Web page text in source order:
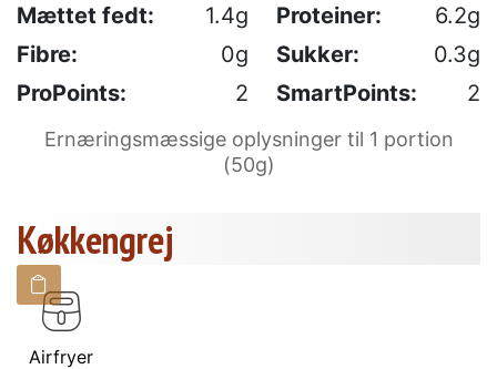
Mættet fedt:
1.4g Proteiner:
6.2g
Fibre:
0g Sukker:
0.3g
ProPoints:
2 SmartPoints: 2
Ernæringsmæssige oplysninger til 1 portion
(50g)
Køkkengrej
Airfryer